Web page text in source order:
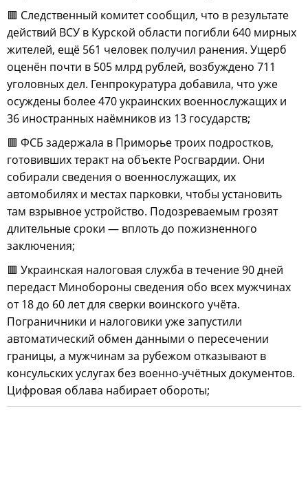
🟥 Следственный комитет сообщил, что в результате
действий ВСУ в Курской области погибли 640 мирных
жителей, ещё 561 человек получил ранения. Ущерб
оценён почти в 505 млрд рублей, возбуждено 711
уголовных дел. Генпрокуратура добавила, что уже
осуждены более 470 украинских военнослужащих и
36 иностранных наёмников из 13 государств;
🟥 ФСБ задержала в Приморье троих подростков,
готовивших теракт на объекте Росгвардии. Они
собирали сведения о военнослужащих, их
автомобилях и местах парковки, чтобы установить
там взрывное устройство. Подозреваемым грозят
длительные сроки — вплоть до пожизненного
заключения;
🟥 Украинская налоговая служба в течение 90 дней
передаст Минобороны сведения обо всех мужчинах
от 18 до 60 лет для сверки воинского учёта.
Пограничники и налоговики уже запустили
автоматический обмен данными о пересечении
границы, а мужчинам за рубежом отказывают в
консульских услугах без военно-учётных документов.
Цифровая облава набирает обороты;